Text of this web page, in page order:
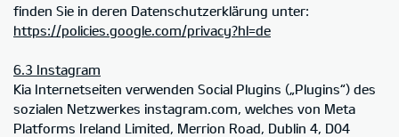
finden Sie in deren Datenschutzerklärung unter:
https://policies.google.com/privacy?hl=de
6.3 Instagram
Kia Internetseiten verwenden Social Plugins („Plugins“) des
sozialen Netzwerkes instagram.com, welches von Meta
Platforms Ireland Limited, Merrion Road, Dublin 4, D04